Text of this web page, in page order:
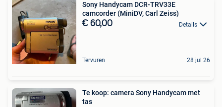
Sony Handycam DCR-TRV33E
camcorder (MiniDV, Carl Zeiss)
€ 60,00 Details
Tervuren 28 jul 26
Te koop: camera Sony Handycam met
tas